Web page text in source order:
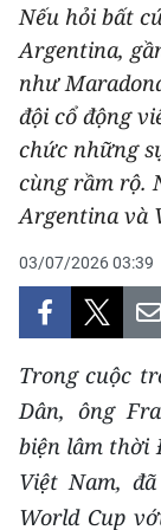
Nếu hỏi bất
Argentina,
như
đội cổ động
chức những
cùng rầm rộ.
Argentina và
03/07/2026 03:39
Trong cuộc
Dân, ông
biện lâm thời
Việt Nam,
World Cup